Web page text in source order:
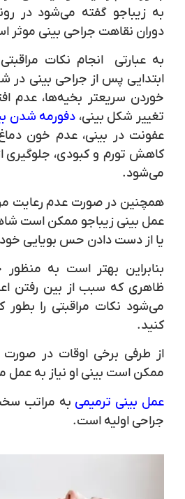
به زیباجو گفته می‌شود در
دوران نقاهت جراحی بینی موثر
به عبارتی انجام نکات
ابتدایی پس از جراحی بینی در
خوردن سریعتر بخیه‌ها، عدم
تغییر شکل بینی، دفورمه شدن
عفونت در بینی، عدم خون
کاهش تورم و کبودی، جلوگیری
می‌شود.
همچنین در صورت عدم رعایت
عمل بینی زیباجو ممکن است
یا از دست دادن حس بویایی خود
بنابراین بهتر است به منظور
ظاهری که سبب از بین رفتن
می‌شود نکات مراقبتی را
کنید.
از طرفی برخی اوقات در صورت
ممکن است بینی او نیاز به عمل
عمل بینی ترمیمیبه مراتب سخت
جراحی اولیه است.